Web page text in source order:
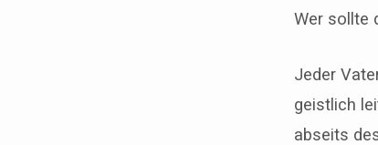
Wer sollte
Jeder
geistlich
abseits